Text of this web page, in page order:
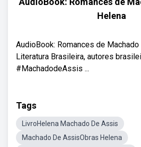
Helena
AudioBook: Romances de
Literatura Brasileira, autores
#MachadodeAssis ...
Tags
LivroHelena Machado De Assis
Machado De AssisObras Helena